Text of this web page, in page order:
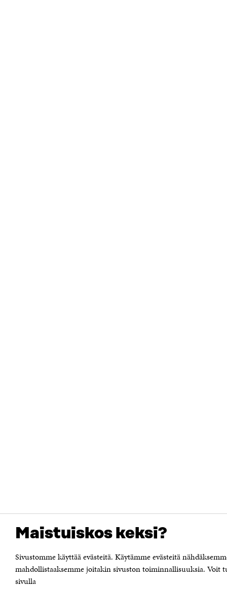
Maistuiskos keksi?
Sivustomme käyttää evästeitä. Käytämme evästeitä
mahdollistaaksemme joitakin sivuston toiminnallisuuksia. Voit
sivulla